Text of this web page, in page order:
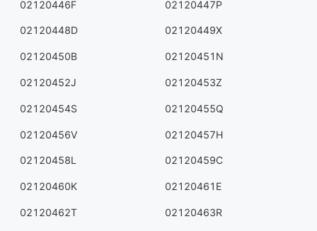
02120446F 02120447P
02120448D 02120449X
02120450B 02120451N
02120452J 02120453Z
02120454S 02120455Q
02120456V 02120457H
02120458L 02120459C
02120460K 02120461E
02120462T 02120463R